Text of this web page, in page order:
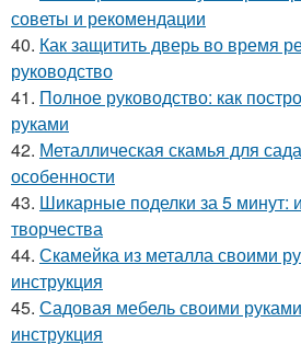
советы и рекомендации
40. Как защитить дверь во время
руководство
41. Полное руководство: как
руками
42. Металлическая скамья для
особенности
43. Шикарные поделки за 5 минут:
творчества
44. Скамейка из металла своими
инструкция
45. Садовая мебель своими
инструкция